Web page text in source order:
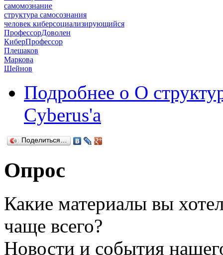
самомознание
структура самосознания
человек киберсоциализирующийся
ПрофессорДоволен
КиберПрофессор
Плешаков
Маркова
Шейнов
Подробнее о О
Cyberus'a
Поделиться…
Опрос
Какие материалы вы
чаще всего?
Новости и события